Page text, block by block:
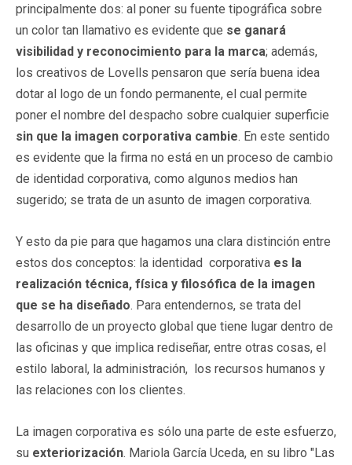
principalmente dos: al poner su fuente tipográfica sobre
un color tan llamativo es evidente que se ganará
visibilidad y reconocimiento para la marca; además,
los creativos de Lovells pensaron que sería buena idea
dotar al logo de un fondo permanente, el cual permite
poner el nombre del despacho sobre cualquier superficie
sin que la imagen corporativa cambie. En este sentido
es evidente que la firma no está en un proceso de cambio
de identidad corporativa, como algunos medios han
sugerido; se trata de un asunto de imagen corporativa.
Y esto da pie para que hagamos una clara distinción entre
estos dos conceptos: la identidad corporativa es la
realización técnica, física y filosófica de la imagen
que se ha diseñado. Para entendernos, se trata del
desarrollo de un proyecto global que tiene lugar dentro de
las oficinas y que implica rediseñar, entre otras cosas, el
estilo laboral, la administración, los recursos humanos y
las relaciones con los clientes.
La imagen corporativa es sólo una parte de este esfuerzo,
su exteriorización. Mariola García Uceda, en su libro "Las